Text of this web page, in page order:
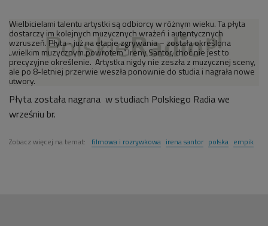
Wielbicielami talentu artystki są odbiorcy w różnym wieku. Ta płyta
dostarczy im kolejnych muzycznych wrażeń i autentycznych
wzruszeń. Płyta - już na etapie zgrywania – została określona
„wielkim muzycznym powrotem” Ireny Santor, choć nie jest to
precyzyjne określenie. Artystka nigdy nie zeszła z muzycznej sceny,
ale po 8-letniej przerwie weszła ponownie do studia i nagrała nowe
utwory.
Płyta została nagrana w studiach Polskiego Radia we
wrześniu br.
Zobacz więcej na temat: filmowa i rozrywkowa irena santor polska empik